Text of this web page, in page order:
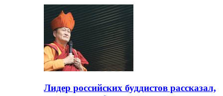
Лидер российских буддистов рассказал,